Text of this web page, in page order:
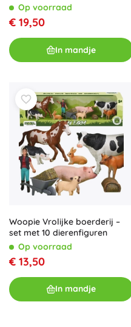
Op voorraad
€ 19,50
In mandje
Woopie Vrolijke boerderij –
set met 10 dierenfiguren
Op voorraad
€ 13,50
In mandje